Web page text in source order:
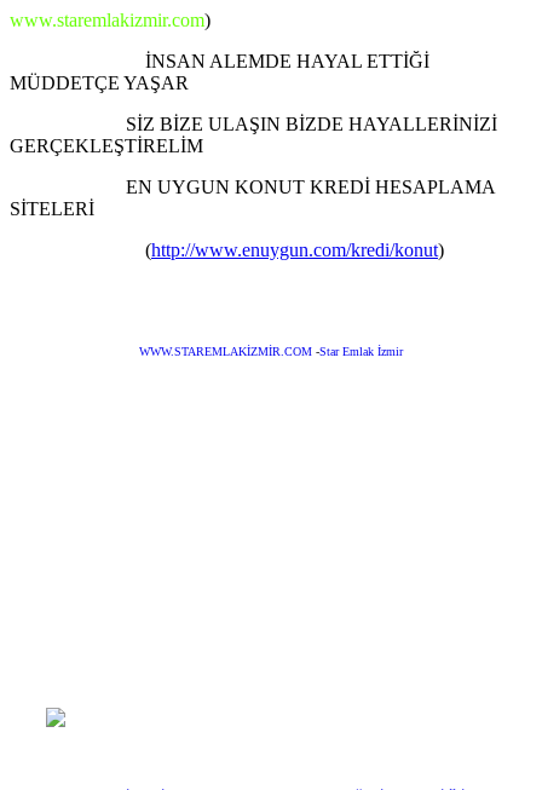
www.staremlakizmir.com)
İNSAN ALEMDE HAYAL ETTİĞİ
MÜDDETÇE YAŞAR
SİZ BİZE ULAŞIN BİZDE HAYALLERİNİZİ
GERÇEKLEŞTİRELİM
EN UYGUN KONUT KREDİ HESAPLAMA
SİTELERİ
(http://www.enuygun.com/kredi/konut)
WWW.STAREMLAKİZMİR.COM -Star Emlak İzmir